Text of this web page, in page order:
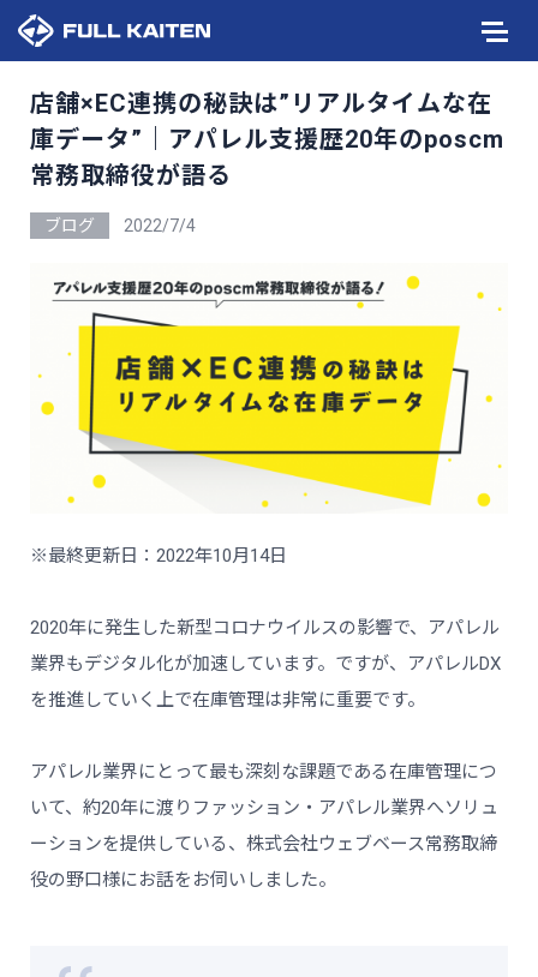
店舗×EC連携の秘訣は”リアルタイムな在
庫データ”｜アパレル支援歴20年のposcm
常務取締役が語る
ブログ 2022/7/4
※最終更新日：2022年10月14日
2020年に発生した新型コロナウイルスの影響で、アパレル
業界もデジタル化が加速しています。ですが、アパレルDX
を推進していく上で在庫管理は非常に重要です。
アパレル業界にとって最も深刻な課題である在庫管理につ
いて、約20年に渡りファッション・アパレル業界へソリュ
ーションを提供している、株式会社ウェブベース常務取締
役の野口様にお話をお伺いしました。